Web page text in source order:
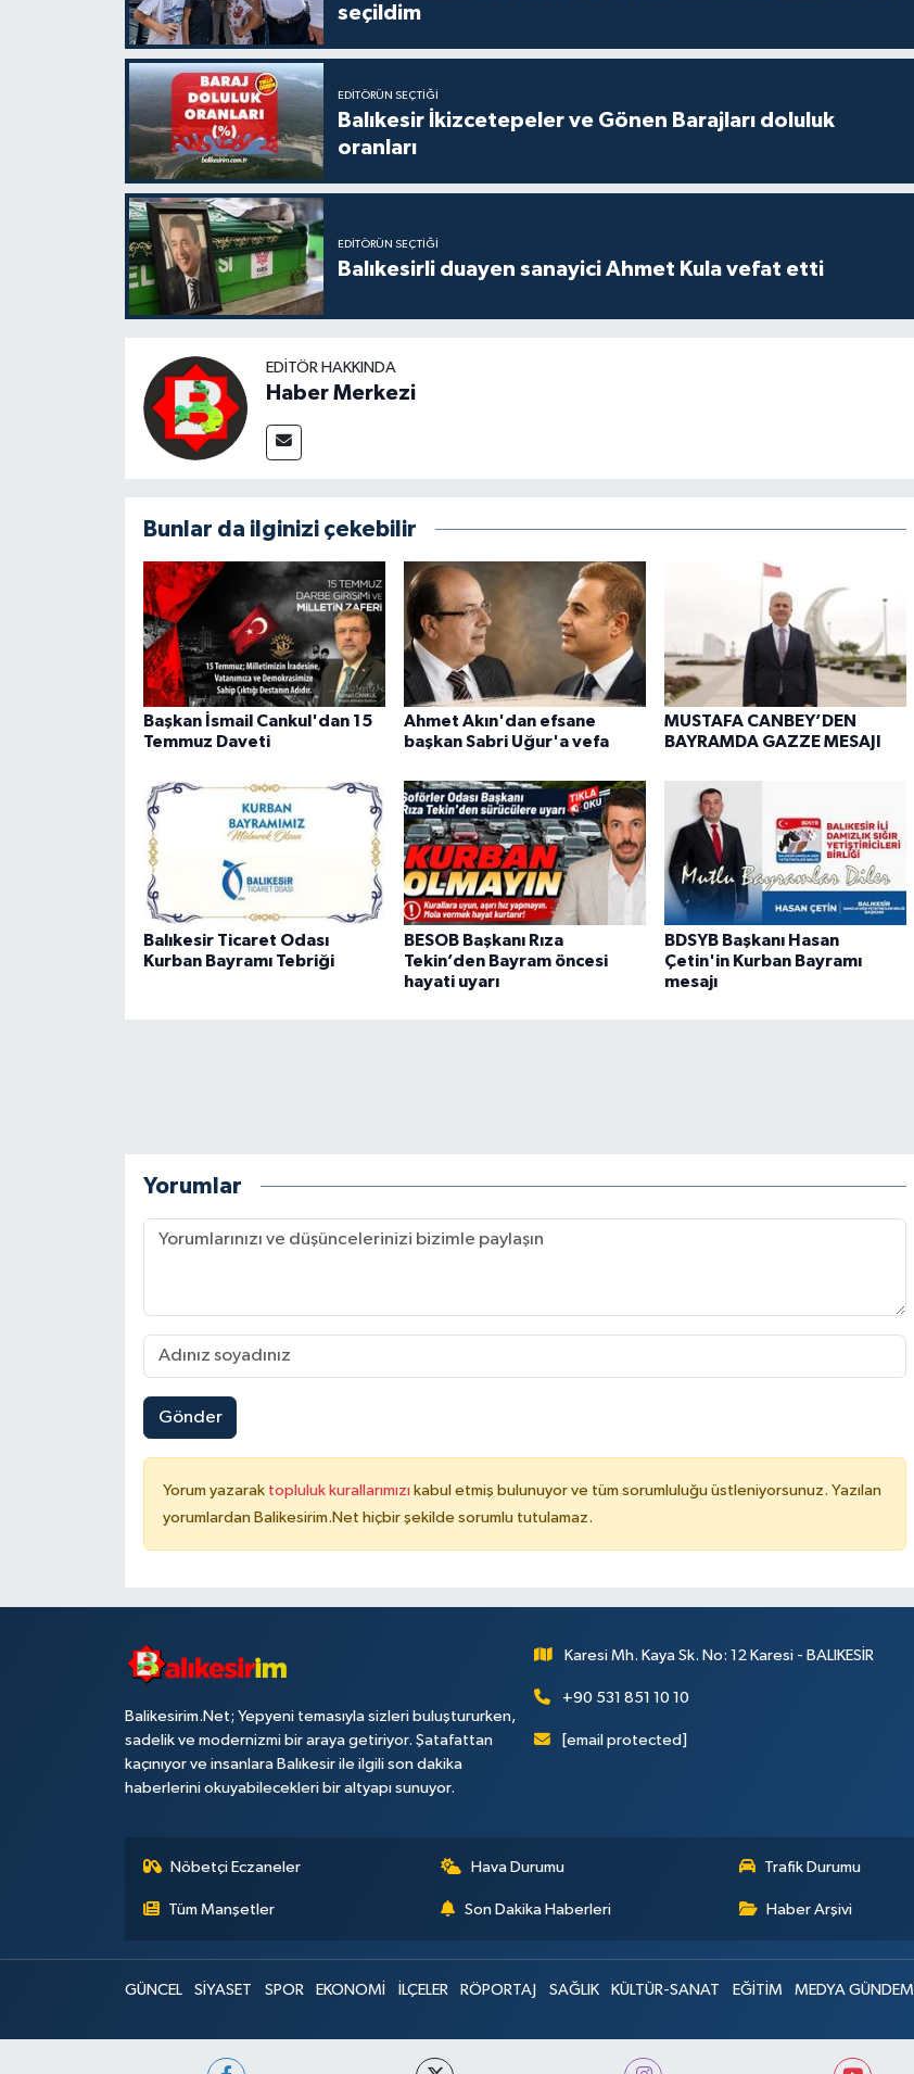
seçildim
EDITÖRÜN SEÇTIĞI
Balıkesir İkizcetepeler ve Gönen Barajları doluluk
oranları
EDITÖRÜN SEÇTIĞI
Balıkesirli duayen sanayici Ahmet Kula vefat etti
EDITÖR HAKKINDA
Haber Merkezi
Bunlar da ilginizi çekebilir
Başkan İsmail Cankul'dan 15
Temmuz Daveti
Ahmet Akın'dan efsane
başkan Sabri Uğur'a vefa
MUSTAFA CANBEY’DEN
BAYRAMDA GAZZE MESAJI
Balıkesir Ticaret Odası
Kurban Bayramı Tebriği
BESOB Başkanı Rıza
Tekin’den Bayram öncesi
hayati uyarı
BDSYB Başkanı Hasan
Çetin'in Kurban Bayramı
mesajı
Yorumlar
Gönder
Yorum yazarak topluluk kurallarımızı kabul etmiş bulunuyor ve tüm sorumluluğu üstleniyorsunuz. Yazılan
yorumlardan Balikesirim.Net hiçbir şekilde sorumlu tutulamaz.
Balikesirim.Net; Yepyeni temasıyla sizleri buluştururken,
sadelik ve modernizmi bir araya getiriyor. Şatafattan
kaçınıyor ve insanlara Balıkesir ile ilgili son dakika
haberlerini okuyabilecekleri bir altyapı sunuyor.
Karesi Mh. Kaya Sk. No: 12 Karesi - BALIKESİR
+90 531 851 10 10
[email protected]
Nöbetçi Eczaneler Hava Durumu Trafik Durumu
Tüm Manşetler Son Dakika Haberleri Haber Arşivi
GÜNCEL SİYASET SPOR EKONOMİ İLÇELER RÖPORTAJ SAĞLIK KÜLTÜR-SANAT EĞİTİM MEDYA GÜNDEMİ